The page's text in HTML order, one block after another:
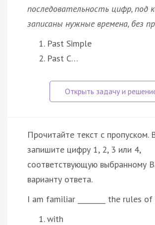
последовательность цифр, под
записаны нужные времена, без
Past Simple
Past C…
Прочитайте текст с пропуском.
запишите цифру 1, 2, 3 или 4,
соответствующую выбранному
варианту ответа.
I am familiar ________ the rules
with